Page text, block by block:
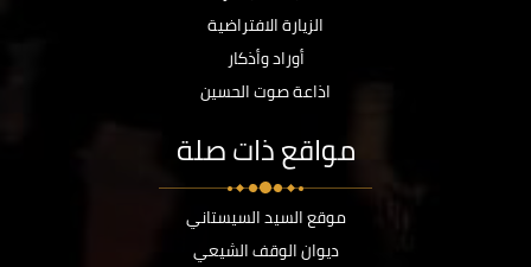
الزيارة الافتراضية
أوراد وأذكار
اذاعة صوت الحسين
مواقع ذات صلة
موقع السيد السيستاني
ديوان الوقف الشيعي